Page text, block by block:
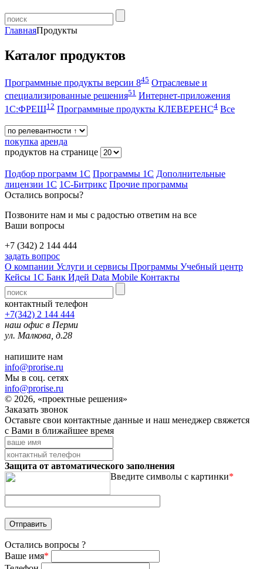
ГлавнаяПродукты
Каталог продуктов
Программные продукты версии 845 Отраслевые и
специализированные решения51 Интернет-приложения
1С:ФРЕШ12 Программные продукты КЛЕВЕРЕНС4 Все
покупка аренда
продуктов на странице
Подбор программ 1С Программы 1С Дополнительные
лицензии 1С 1С-Битрикс Прочие программы
Остались вопросы?
Позвоните нам и мы с радостью ответим на все
Ваши вопросы
+7 (342) 2 144 444
задать вопрос
О компании Услуги и сервисы Программы Учебный центр
Кейсы 1С Банк Идей Data Mobile Контакты
контактный телефон
+7(342) 2 144 444
наш офис в Перми
ул. Малкова, д.28
напишите нам
info@prorise.ru
Мы в соц. сетях
info@prorise.ru
© 2026, «проектные решения»
Заказать звонок
Оставьте свои контактные данные и наш менеджер свяжется
с Вами в ближайшее время
Защита от автоматического заполнения
Введите символы с картинки*
Остались вопросы ?
Ваше имя*